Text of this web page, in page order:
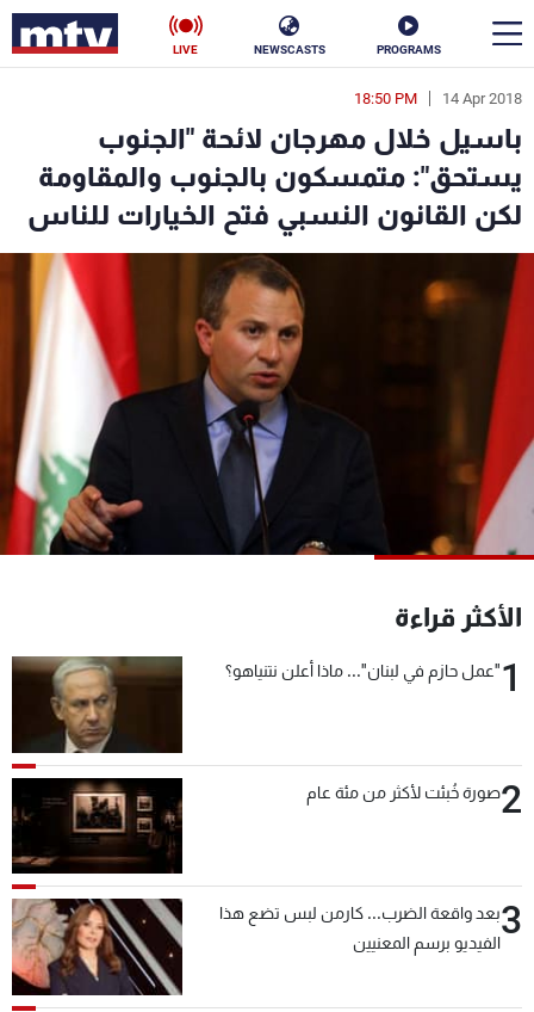
PROGRAMS
NEWSCASTS
LIVE
14 Apr 2018
18:50 PM
باسيل خلال مهرجان لائحة "الجنوب
يستحق": متمسكون بالجنوب والمقاومة
لكن القانون النسبي فتح الخيارات للناس
الأكثر قراءة
1"عمل حازم في لبنان"... ماذا أعلن نتنياهو؟
2صورة خُبئت لأكثر من مئة عام
3بعد واقعة الضرب... كارمن لبس تضع هذا
الفيديو برسم المعنيين
en
الأخبار
سياسة ناس
إقتصاد فن
منوعات رياضة
كأس العالم
البرامج
جدول البرامج
شاهد البرامج
عن MTV
الإنـتـاج
وظائف